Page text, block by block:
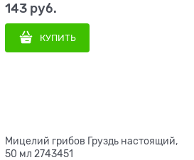
143 руб.
КУПИТЬ
Мицелий грибов Груздь настоящий,
50 мл 2743451